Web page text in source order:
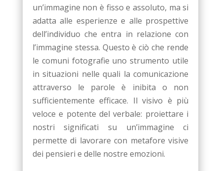
un’immagine non è fisso e assoluto, ma si
adatta alle esperienze e alle prospettive
dell’individuo che entra in relazione con
l’immagine stessa. Questo è ciò che rende
le comuni fotografie uno strumento utile
in situazioni nelle quali la comunicazione
attraverso le parole è inibita o non
sufficientemente efficace. Il visivo è più
veloce e potente del verbale: proiettare i
nostri significati su un’immagine ci
permette di lavorare con metafore visive
dei pensieri e delle nostre emozioni.